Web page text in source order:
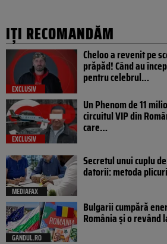
IȚI RECOMANDĂM
EXCLUSIV
Cheloo a revenit pe
prăpăd! Când au
pentru celebrul…
EXCLUSIV
Un Phenom de 11
circuitul VIP din
care…
MEDIAFAX
Secretul unui cuplu
datorii: metoda
GANDUL.RO
Bulgarii cumpără
România și o revând